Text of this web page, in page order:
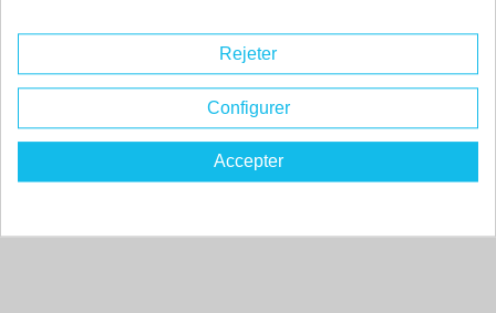
16.45€ Rupture de stock
Rejeter
Configurer
Accepter